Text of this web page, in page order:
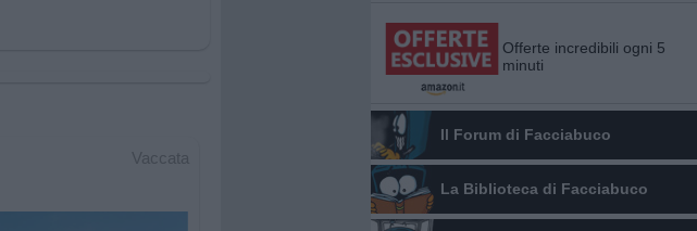
Vaccata
Offerte incredibili ogni 5
minuti
Il Forum di Facciabuco
La Biblioteca di Facciabuco